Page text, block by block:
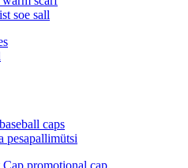
soe sall
pesapallimütsi